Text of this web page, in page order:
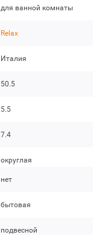
для ванной комнаты
Relax
Италия
50.5
5.5
7.4
округлая
нет
бытовая
подвесной